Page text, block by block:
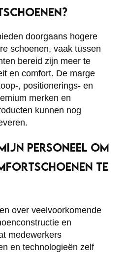
doorgaans hogere
schoenen, vaak tussen
bereid zijn meer te
en comfort. De marge
, positionerings- en
merken en
kunnen nog
PERSONEEL OM
TE
over veelvoorkomende
en
medewerkers
en technologieën zelf